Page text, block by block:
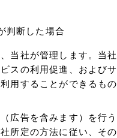
判断した場合
当社が管理します。当社
スの利用促進、およびサ
用することができるもの
広告を含みます）を行う
所定の方法に従い、その